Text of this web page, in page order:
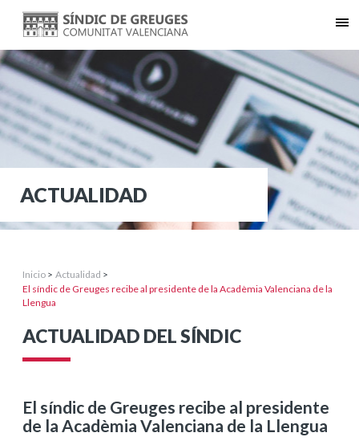
ACTUALIDAD
Inicio > Actualidad >
El síndic de Greuges recibe al presidente de la Acadèmia Valenciana de la
Llengua
ACTUALIDAD DEL SÍNDIC
El síndic de Greuges recibe al presidente
de la Acadèmia Valenciana de la Llengua